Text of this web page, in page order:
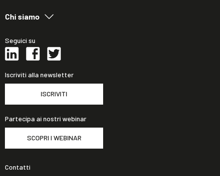
Chi siamo
Seguici su
Iscriviti alla newsletter
ISCRIVITI
Partecipa ai nostri webinar
SCOPRI I WEBINAR
Contatti